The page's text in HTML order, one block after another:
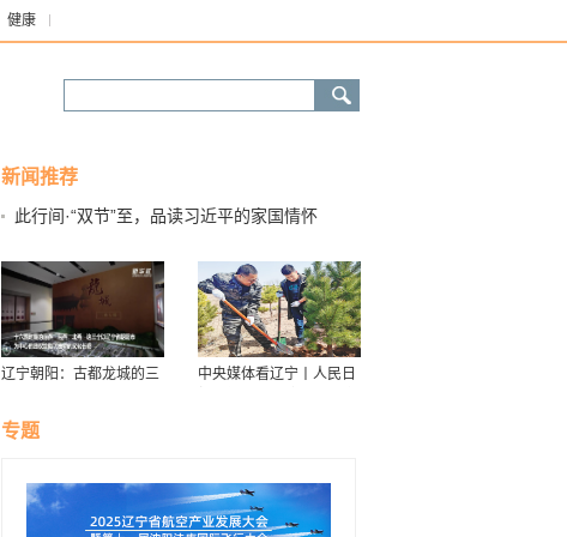
健康
新闻推荐
此行间·“双节”至，品读习近平的家国情怀
辽宁朝阳：古都龙城的三
中央媒体看辽宁丨人民日
专题